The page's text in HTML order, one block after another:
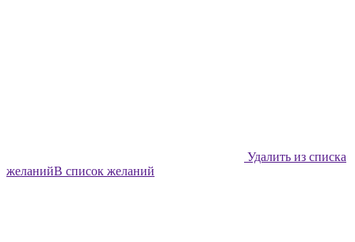
Удалить из списка
желанийВ список желаний